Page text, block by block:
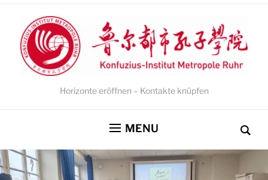
Horizonte eröffnen – Kontakte knüpfen
MENU